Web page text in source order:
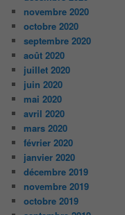
novembre 2020
octobre 2020
septembre 2020
août 2020
juillet 2020
juin 2020
mai 2020
avril 2020
mars 2020
février 2020
janvier 2020
décembre 2019
novembre 2019
octobre 2019